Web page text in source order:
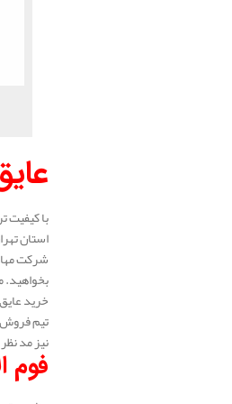
با کیفیت
استان
شرکت
خرید
تیم فروش
نیز مد
فوم